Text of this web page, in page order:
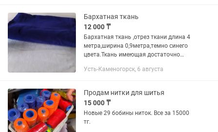
Бархатная ткань
12 000 ₸
Бархатная ткань ,отрез ткани длина 4
метра,ширина 0,9метра,темно синего
цвета.Ткань имеющая достаточно
лицевой Стороне.Основа
не...
Усть-Каменогорск, 6 августа
Продам нитки для шитья
15 000 ₸
Новые 29 бобины ниток. Все за 15000
тг.